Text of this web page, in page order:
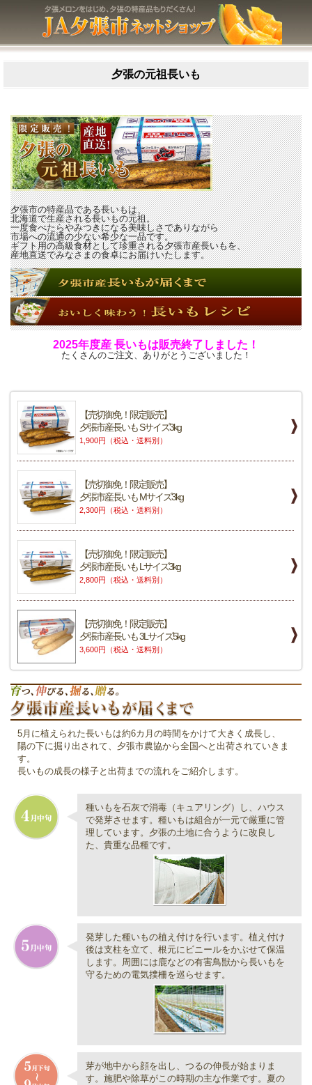
夕張の元祖長いも
夕張市の特産品である長いもは、
北海道で生産される長いもの元祖。
一度食べたらやみつきになる美味しさでありながら
市場への流通の少ない希少な一品です。
ギフト用の高級食材として珍重される夕張市産長いもを、
産地直送でみなさまの食卓にお届けいたします。
2025年度産 長いもは販売終了しました！
たくさんのご注文、ありがとうございました！
【売切御免！限定販売】
夕張市産長いも Sサイズ3kg
1,900円（税込・送料別）
【売切御免！限定販売】
夕張市産長いも Mサイズ3kg
2,300円（税込・送料別）
【売切御免！限定販売】
夕張市産長いも Lサイズ3kg
2,800円（税込・送料別）
【売切御免！限定販売】
夕張市産長いも 3Lサイズ5kg
3,600円（税込・送料別）
5月に植えられた長いもは約6カ月の時間をかけて大きく成長し、
陽の下に掘り出されて、夕張市農協から全国へと出荷されていきま
す。
長いもの成長の様子と出荷までの流れをご紹介します。
種いもを石灰で消毒（キュアリング）し、ハウス
で発芽させます。種いもは組合が一元で厳重に管
理しています。夕張の土地に合うように改良し
た、貴重な品種です。
発芽した種いもの植え付けを行います。植え付け
後は支柱を立て、根元にビニールをかぶせて保温
します。周囲には鹿などの有害鳥獣から長いもを
守るための電気撲柵を巡らせます。
芽が地中から顔を出し、つるの伸長が始まりま
す。施肥や除草がこの時期の主な作業です。夏の